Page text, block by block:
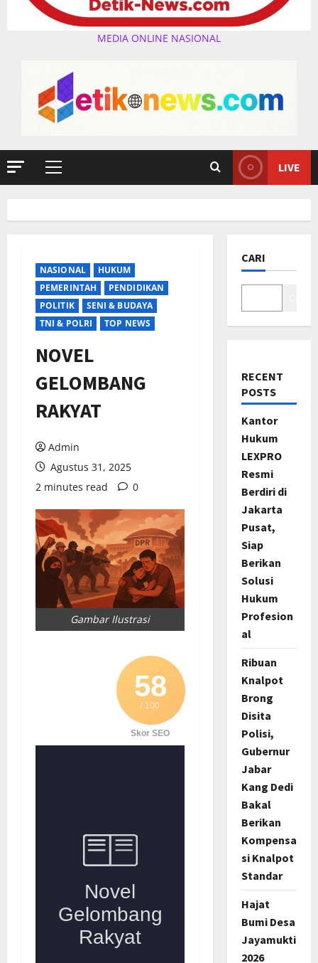
MEDIA ONLINE NASIONAL
Primary
LIVE
NASIONAL
HUKUM
PEMERINTAH
PENDIDIKAN
POLITIK
SENI & BUDAYA
TNI & POLRI
TOP NEWS
NOVEL
GELOMBANG
RAKYAT
Admin
Agustus 31, 2025
2 minutes read
0
Gambar Ilustrasi
58
/ 100
Skor SEO
CARI
RECENT
POSTS
Kantor
Hukum
LEXPRO
Resmi
Berdiri di
Jakarta
Pusat,
Siap
Berikan
Solusi
Hukum
Profesion
al
Ribuan
Knalpot
Brong
Disita
Polisi,
Gubernur
Jabar
Kang Dedi
Bakal
Berikan
Kompensa
si Knalpot
Standar
Hajat
Bumi Desa
Jayamukti
2026